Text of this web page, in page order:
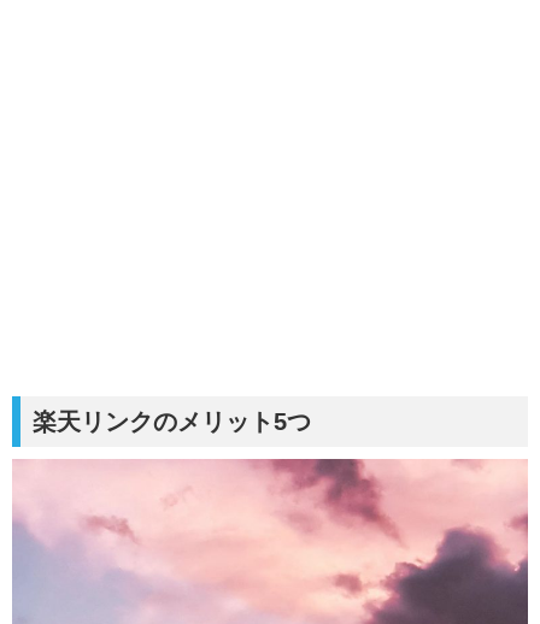
楽天リンクのメリット5つ